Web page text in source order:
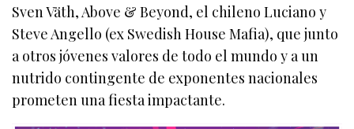
Sven Väth, Above & Beyond, el chileno Luciano y
Steve Angello (ex Swedish House Mafia), que junto
a otros jóvenes valores de todo el mundo y a un
nutrido contingente de exponentes nacionales
prometen una fiesta impactante.